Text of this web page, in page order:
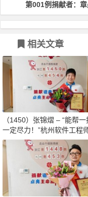
例捐献者：章焱
相关文章
（1450）张锦熠 – “能帮
一定尽力！”杭州软件工程
月减重13斤赴生命之约 –
8月03日